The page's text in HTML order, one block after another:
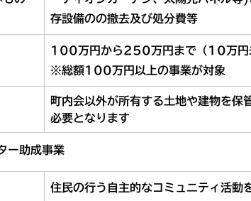
存設備のの撤去及び処分費等
100万円から250万円まで（10万円
※総額100万円以上の事業が対象
町内会以外が所有する土地や建物を保
必要となります
ー助成事業
住民の行う自主的なコミュニティ活動